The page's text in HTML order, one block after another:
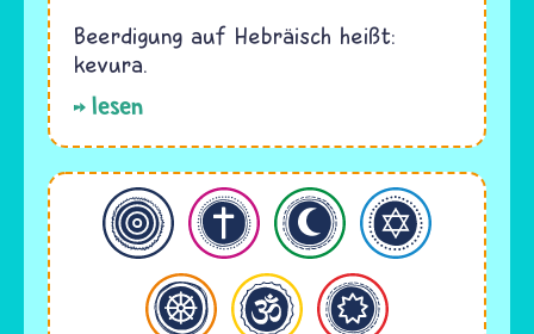
Beerdigung auf Hebräisch heißt:
kevura.
lesen
Islam Judentum
Hinduismus Bahaitum